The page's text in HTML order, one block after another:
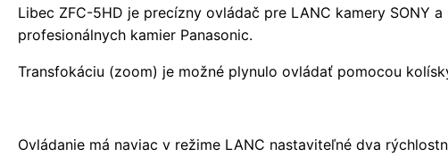
Libec ZFC-5HD je precízny ovládač pre LANC kamery SONY
profesionálnych kamier Panasonic.
Transfokáciu (zoom) je možné plynulo ovládať pomocou
Ovládanie má naviac v režime LANC nastaviteľné dva